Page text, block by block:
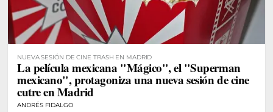
NUEVA SESIÓN DE CINE TRASH EN MADRID
La película mexicana "Mágico", el "Superman
mexicano", protagoniza una nueva sesión de cine
cutre en Madrid
ANDRÉS FIDALGO